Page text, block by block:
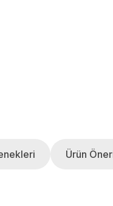
Ürün